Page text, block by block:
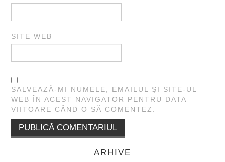
SITE WEB
SALVEAZĂ-MI NUMELE, EMAILUL ȘI SITE-UL
WEB ÎN ACEST NAVIGATOR PENTRU DATA
VIITOARE CÂND O SĂ COMENTEZ.
ARHIVE